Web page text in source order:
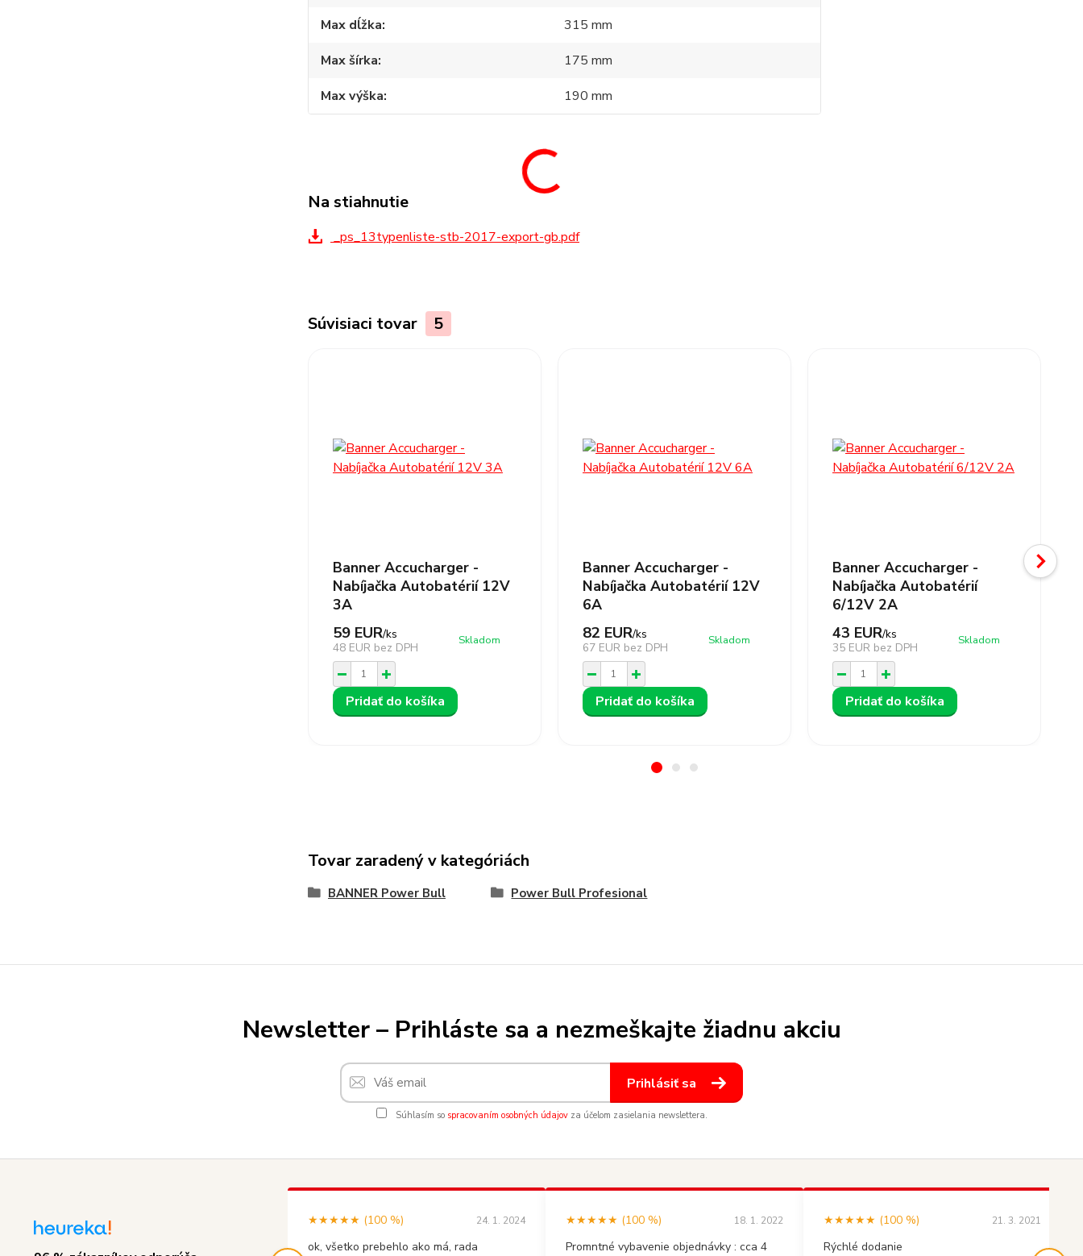
Max dĺžka
315 mm
Max šírka
175 mm
Max výška
190 mm
Na stiahnutie
_ps_13typenliste-stb-2017-export-gb.pdf
Súvisiaci tovar 5
Banner Accucharger -
Nabíjačka Autobatérií 12V
3A
59 EUR/ks
48 EUR bez DPH Skladom
Pridať do košíka
Banner Accucharger -
Nabíjačka Autobatérií 12V
6A
82 EUR/ks
67 EUR bez DPH Skladom
Pridať do košíka
Banner Accucharger -
Nabíjačka Autobatérií
6/12V 2A
43 EUR/ks
35 EUR bez DPH Skladom
Pridať do košíka
Tovar zaradený v kategóriách
BANNER Power Bull Power Bull Profesional
Newsletter – Prihláste sa a nezmeškajte žiadnu akciu
Prihlásiť sa
Súhlasím so spracovaním osobných údajovza účelom zasielania newslettera.
★★★★★ (100 %) 24. 1. 2024
ok, všetko prebehlo ako má, rada
★★★★★ (100 %) 18. 1. 2022
Promntné vybavenie objednávky : cca 4
★★★★★ (100 %) 21. 3. 2021
Rýchlé dodanie